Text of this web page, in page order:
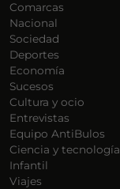
Comarcas
Nacional
Sociedad
Deportes
Economía
Sucesos
Cultura y ocio
Entrevistas
Equipo AntiBulos
Ciencia y tecnología
Infantil
Viajes